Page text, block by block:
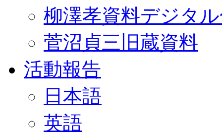
柳澤孝資料デジタ
菅沼貞三旧蔵資料
活動報告
日本語
英語